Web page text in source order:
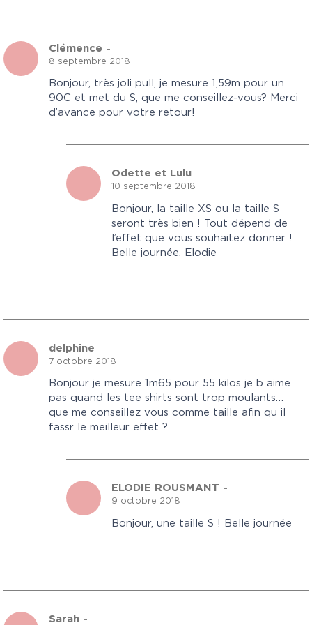
Clémence –
8 septembre 2018
Bonjour, très joli pull, je mesure 1,59m pour un
90C et met du S, que me conseillez-vous? Merci
d’avance pour votre retour!
Odette et Lulu –
10 septembre 2018
Bonjour, la taille XS ou la taille S
seront très bien ! Tout dépend de
l’effet que vous souhaitez donner !
Belle journée, Elodie
delphine –
7 octobre 2018
Bonjour je mesure 1m65 pour 55 kilos je b aime
pas quand les tee shirts sont trop moulants…
que me conseillez vous comme taille afin qu il
fassr le meilleur effet ?
ELODIE ROUSMANT –
9 octobre 2018
Bonjour, une taille S ! Belle journée
Sarah –